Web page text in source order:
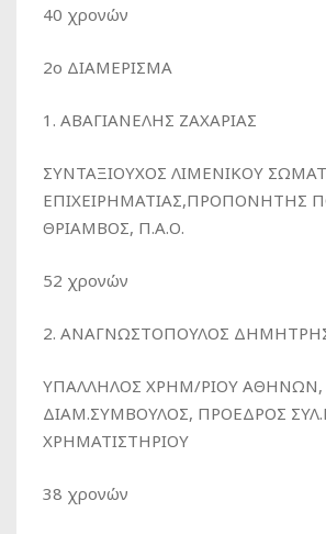
40 χρονών
2o ΔΙΑΜΕΡΙΣΜΑ
1. ΑΒΑΓΙΑΝΕΛΗΣ ΖΑΧΑΡΙΑΣ
ΣΥΝΤΑΞΙΟΥΧΟΣ ΛΙΜΕΝΙΚΟΥ
ΕΠΙΧΕΙΡΗΜΑΤΙΑΣ,ΠΡΟΠΟΝΗΤΗΣ
ΘΡΙΑΜΒΟΣ, Π.Α.Ο.
52 χρονών
2. ΑΝΑΓΝΩΣΤΟΠΟΥΛΟΣ
ΥΠΑΛΛΗΛΟΣ ΧΡΗΜ/ΡΙΟΥ ΑΘΗΝΩΝ,
ΔΙΑΜ.ΣΥΜΒΟΥΛΟΣ, ΠΡΟΕΔΡΟΣ
ΧΡΗΜΑΤΙΣΤΗΡΙΟΥ
38 χρονών